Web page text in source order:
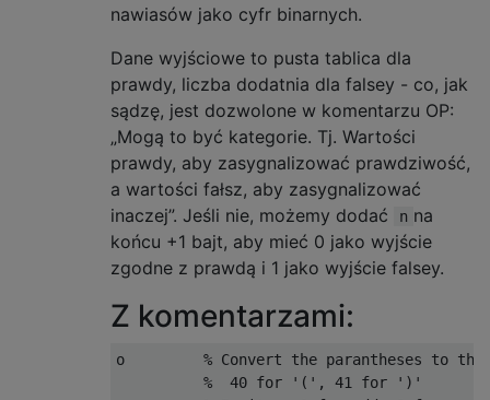
nawiasów jako cyfr binarnych.
Dane wyjściowe to pusta tablica dla
prawdy, liczba dodatnia dla falsey - co, jak
sądzę, jest dozwolone w komentarzu OP:
„Mogą to być kategorie. Tj. Wartości
prawdy, aby zasygnalizować prawdziwość,
a wartości fałsz, aby zasygnalizować
inaczej”. Jeśli nie, możemy dodać
n na
końcu +1 bajt, aby mieć 0 jako wyjście
zgodne z prawdą i 1 jako wyjście falsey.
Z komentarzami:
o         % Convert the parantheses to
          %  40 for '(', 41 for ')'